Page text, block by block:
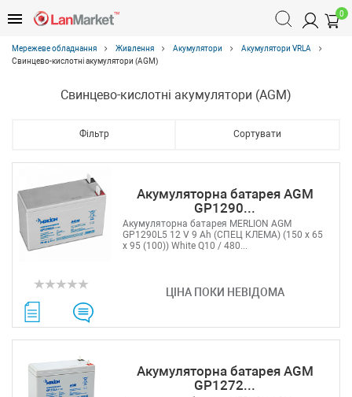
0
Мережеве обладнання Живлення Акумулятори
Акумулятори VRLA
Свинцево-кислотні акумулятори (AGM)
Свинцево-кислотні акумулятори (AGM)
Фільтр Сортувати
Акумуляторна батарея AGM
GP1290...
ЦІНА ПОКИ НЕВІДОМА
Акумуляторна батарея MERLION AGM
GP1290L5 12 V 9 Ah (СПЕЦ КЛЕМА) (150 x 65
x 95 (100)) White Q10 / 480...
Акумуляторна батарея AGM
GP1272...